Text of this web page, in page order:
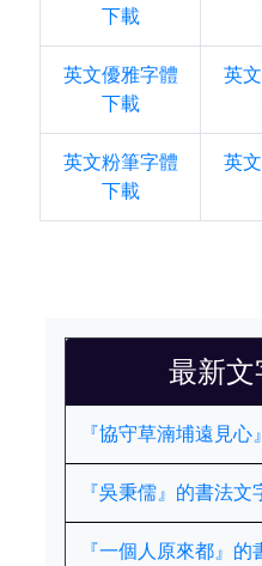
下載
英文優雅字體
下載
英
英文粉筆字體
下載
英
最新
『協守草湳埔遠見
『吳秉儒』的書法文
『一個人原來都』的